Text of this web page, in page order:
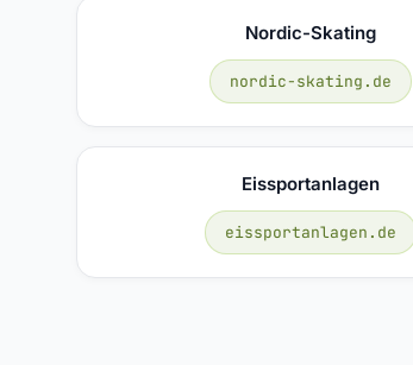
Nordic-Skating
nordic-skating.de
Eissportanlagen
eissportanlagen.de